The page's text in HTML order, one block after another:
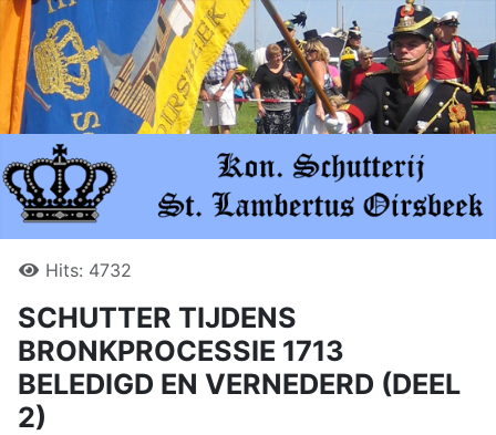
Hits: 4732
SCHUTTER TIJDENS
BRONKPROCESSIE 1713
BELEDIGD EN VERNEDERD (DEEL
2)